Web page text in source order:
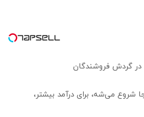
شروع می‌شه، برای درآمد بیشتر،